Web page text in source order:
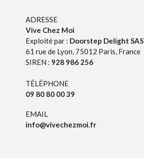
ADRESSE
Vive Chez Moi
Exploité par : Doorstep Delight SAS
61 rue de Lyon, 75012 Paris, France
SIREN : 928 986 256
TÉLÉPHONE
09 80 80 00 39
EMAIL
info@vivechezmoi.fr